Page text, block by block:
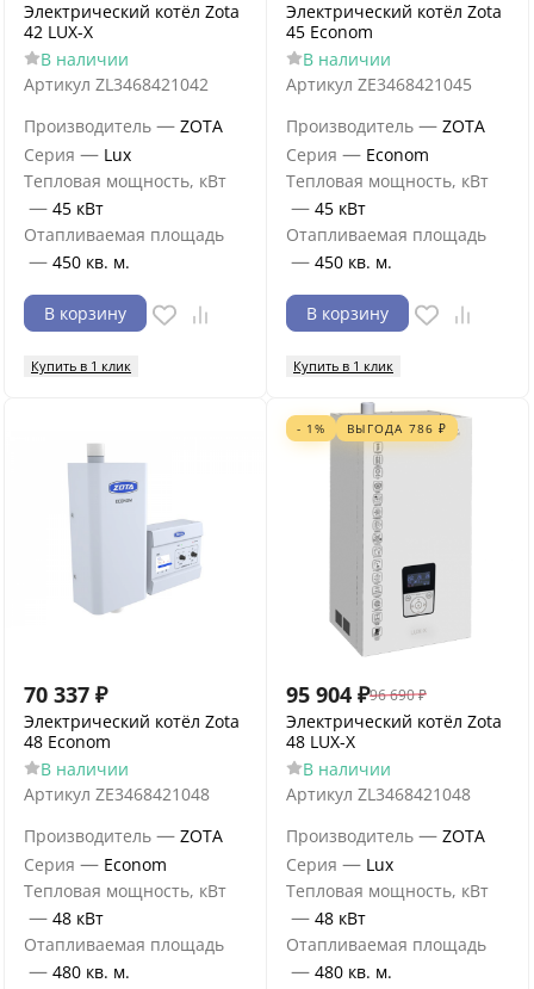
Электрический котёл Zota
42 LUX-X
В наличии
Артикул ZL3468421042
Производитель — ZOTA
Серия — Lux
Тепловая мощность, кВт
— 45 кВт
Отапливаемая площадь
— 450 кв. м.
В корзину
Купить в 1 клик
Электрический котёл Zota
45 Econom
В наличии
Артикул ZE3468421045
Производитель — ZOTA
Серия — Econom
Тепловая мощность, кВт
— 45 кВт
Отапливаемая площадь
— 450 кв. м.
В корзину
Купить в 1 клик
70 337 ₽
Электрический котёл Zota
48 Econom
В наличии
Артикул ZE3468421048
Производитель — ZOTA
Серия — Econom
Тепловая мощность, кВт
— 48 кВт
Отапливаемая площадь
— 480 кв. м.
- 1% ВЫГОДА 786 ₽
95 904 ₽96 690 ₽
Электрический котёл Zota
48 LUX-X
В наличии
Артикул ZL3468421048
Производитель — ZOTA
Серия — Lux
Тепловая мощность, кВт
— 48 кВт
Отапливаемая площадь
— 480 кв. м.